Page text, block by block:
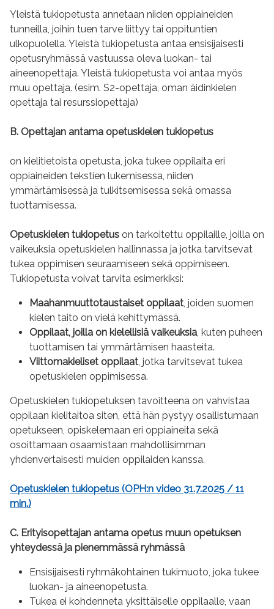
Yleistä tukiopetusta annetaan niiden oppiaineiden
tunneilla, joihin tuen tarve liittyy tai oppituntien
ulkopuolella. Yleistä tukiopetusta antaa ensisijaisesti
opetusryhmässä vastuussa oleva luokan- tai
aineenopettaja. Yleistä tukiopetusta voi antaa myös
muu opettaja. (esim. S2-opettaja, oman äidinkielen
opettaja tai resurssiopettaja)
B. Opettajan antama opetuskielen tukiopetus
on kielitietoista opetusta, joka tukee oppilaita eri
oppiaineiden tekstien lukemisessa, niiden
ymmärtämisessä ja tulkitsemisessa sekä omassa
tuottamisessa.
Opetuskielen tukiopetus on tarkoitettu oppilaille, joilla on
vaikeuksia opetuskielen hallinnassa ja jotka tarvitsevat
tukea oppimisen seuraamiseen sekä oppimiseen.
Tukiopetusta voivat tarvita esimerkiksi:
Maahanmuuttotaustaiset oppilaat , joiden suomen
kielen taito on vielä kehittymässä.
Oppilaat, joilla on kielellisiä vaikeuksia , kuten puheen
tuottamisen tai ymmärtämisen haasteita.
Viittomakieliset oppilaat , jotka tarvitsevat tukea
opetuskielen oppimisessa.
Opetuskielen tukiopetuksen tavoitteena on vahvistaa
oppilaan kielitaitoa siten, että hän pystyy osallistumaan
opetukseen, opiskelemaan eri oppiaineita sekä
osoittamaan osaamistaan mahdollisimman
yhdenvertaisesti muiden oppilaiden kanssa.
Opetuskielen tukiopetus (OPH:n video 31.7.2025 / 11
min.)
C. Erityisopettajan antama opetus muun opetuksen
yhteydessä ja pienemmässä ryhmässä
Ensisijaisesti ryhmäkohtainen tukimuoto, joka tukee
luokan- ja aineenopetusta.
Tukea ei kohdenneta yksittäiselle oppilaalle, vaan